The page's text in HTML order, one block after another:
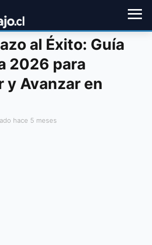
al Éxito: Guía
2026 para
y Avanzar en
hace 5 meses